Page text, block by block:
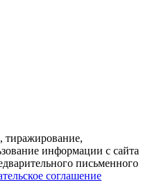
тиражирование,
информации с сайта
письменного
соглашение